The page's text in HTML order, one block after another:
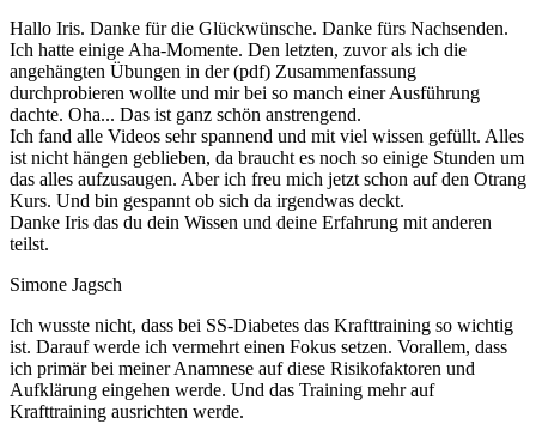
Hallo Iris. Danke für die Glückwünsche. Danke fürs Nachsenden.
Ich hatte einige Aha-Momente. Den letzten, zuvor als ich die
angehängten Übungen in der (pdf) Zusammenfassung
durchprobieren wollte und mir bei so manch einer Ausführung
dachte. Oha... Das ist ganz schön anstrengend.
Ich fand alle Videos sehr spannend und mit viel wissen gefüllt. Alles
ist nicht hängen geblieben, da braucht es noch so einige Stunden um
das alles aufzusaugen. Aber ich freu mich jetzt schon auf den Otrang
Kurs. Und bin gespannt ob sich da irgendwas deckt.
Danke Iris das du dein Wissen und deine Erfahrung mit anderen
teilst.
Simone Jagsch
Ich wusste nicht, dass bei SS-Diabetes das Krafttraining so wichtig
ist. Darauf werde ich vermehrt einen Fokus setzen. Vorallem, dass
ich primär bei meiner Anamnese auf diese Risikofaktoren und
Aufklärung eingehen werde. Und das Training mehr auf
Krafttraining ausrichten werde.